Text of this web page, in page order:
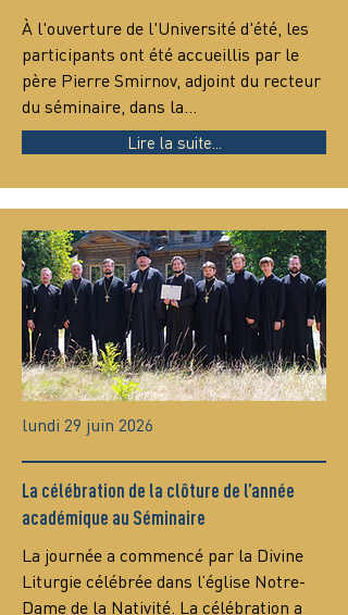
À l'ouverture de l'Université d'été, les
participants ont été accueillis par le
père Pierre Smirnov, adjoint du recteur
du séminaire, dans la…
Lire la suite...
lundi 29 juin 2026
La célébration de la clôture de l’année
académique au Séminaire
La journée a commencé par la Divine
Liturgie célébrée dans l’église Notre-
Dame de la Nativité. La célébration a